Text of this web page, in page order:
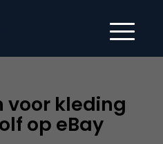
voor kleding
op eBay